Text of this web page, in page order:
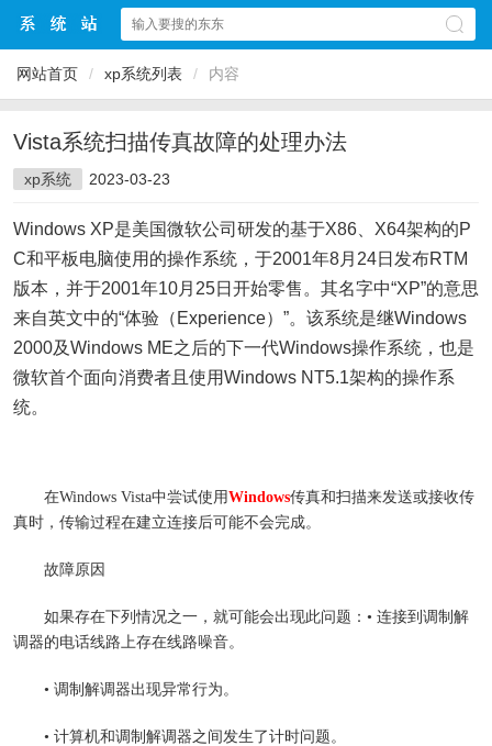
网站首页 / xp系统列表 / 内容
Vista系统扫描传真故障的处理办法
xp系统 2023-03-23
Windows XP是美国微软公司研发的基于X86、X64架构的P
C和平板电脑使用的操作系统，于2001年8月24日发布RTM
版本，并于2001年10月25日开始零售。其名字中“XP”的意思
来自英文中的“体验（Experience）”。该系统是继Windows
2000及Windows ME之后的下一代Windows操作系统，也是
微软首个面向消费者且使用Windows NT5.1架构的操作系
统。
在Windows Vista中尝试使用Windows传真和扫描来发送或接收传
真时，传输过程在建立连接后可能不会完成。
故障原因
如果存在下列情况之一，就可能会出现此问题：• 连接到调制解
调器的电话线路上存在线路噪音。
• 调制解调器出现异常行为。
• 计算机和调制解调器之间发生了计时问题。